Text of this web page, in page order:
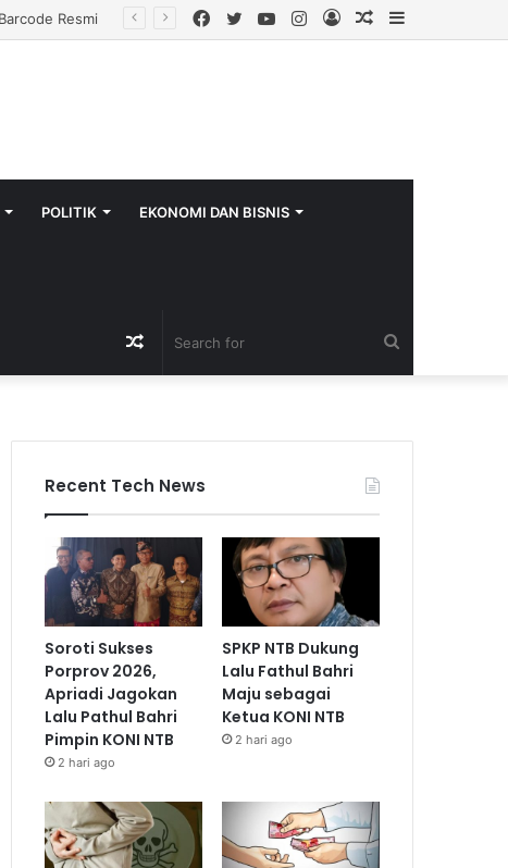
Sidebar
Random
Log
Instagram
YouTube
Twitter
Facebook
POLITIK EKONOMI DAN BISNIS
Random
Recent Tech News
Soroti Sukses
Porprov 2026,
Apriadi Jagokan
Lalu Pathul Bahri
Pimpin KONI NTB
2 hari ago
SPKP NTB Dukung
Lalu Fathul Bahri
Maju sebagai
Ketua KONI NTB
2 hari ago